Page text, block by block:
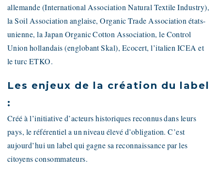
allemande (International Association Natural Textile Industry),
la Soil Association anglaise, Organic Trade Association états-
unienne, la Japan Organic Cotton Association, le Control
Union hollandais (englobant Skal), Ecocert, l’italien ICEA et
le turc ETKO.
Les enjeux de la création du label
:
Créé à l’initiative d’acteurs historiques reconnus dans leurs
pays, le référentiel a un niveau élevé d’obligation. C’est
aujourd’hui un label qui gagne sa reconnaissance par les
citoyens consommateurs.